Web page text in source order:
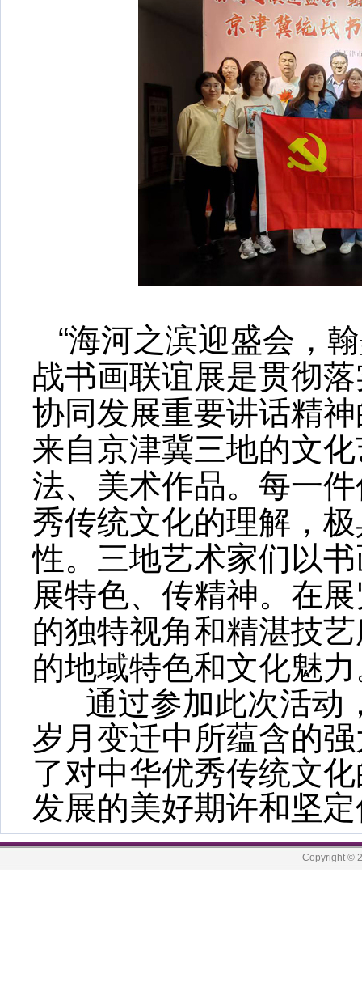
“海河之滨迎盛会，
战书画联谊展是贯彻
协同发展重要讲话精
来自京津冀三地的文
法、美术作品。每一
秀传统文化的理解，
性。三地艺术家们以
展特色、传精神。在
的独特视角和精湛技
的地域特色和文化魅
通过参加此次活动
岁月变迁中所蕴含的
了对中华优秀传统文
发展的美好期许和坚
Copyright ©